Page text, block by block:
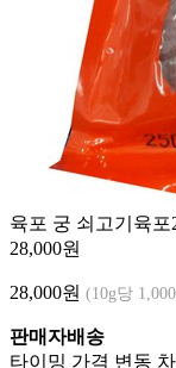
육포 궁 쇠고기육포
28,000원
28,000원 (10g당
판매자배송
타이밍 가격 변동